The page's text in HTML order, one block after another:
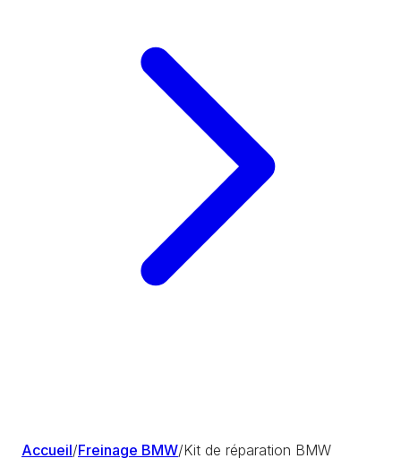
Accueil/Freinage BMW/Kit de réparation BMW